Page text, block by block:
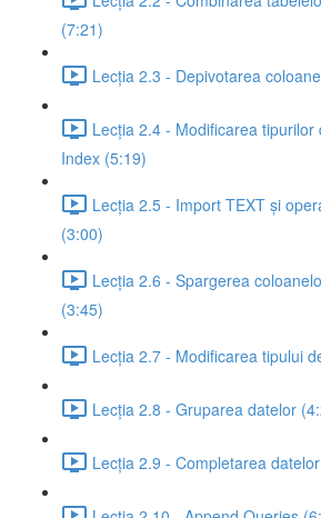
(7:21)
Lecția 2.3 - Depivotarea
Lecția 2.4 - Modificarea
Index (5:19)
Lecția 2.5 - Import TEXT și
(3:00)
Lecția 2.6 - Spargerea
(3:45)
Lecția 2.7 - Modificarea tipului
Lecția 2.8 - Gruparea datelor
Lecția 2.9 - Completarea